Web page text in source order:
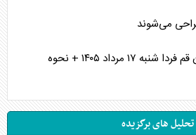
می‌شوند
جدول قطعی برق استان قم فردا شنبه ۱۷ مرداد ۱۴۰۵ + نحوه
تحلیل های برگزیده